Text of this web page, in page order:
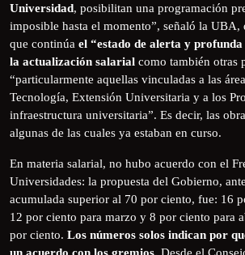
Universidad, posibilitan una programación
imposible hasta el momento”, señaló la UBA,
que continúa el “estado de alerta y
la actualización salarial como también otras
“particularmente aquellas vinculadas a las
Tecnología, Extensión Universitaria y a los
infraestructura universitaria”. Es decir, las
algunas de las cuales ya estaban en curso.
En materia salarial, no hubo acuerdo con el
Universidades: la propuesta del Gobierno,
acumulada superior al 70 por ciento, fue: 16
12 por ciento para marzo y 8 por ciento para
por ciento. Los números solos indican por